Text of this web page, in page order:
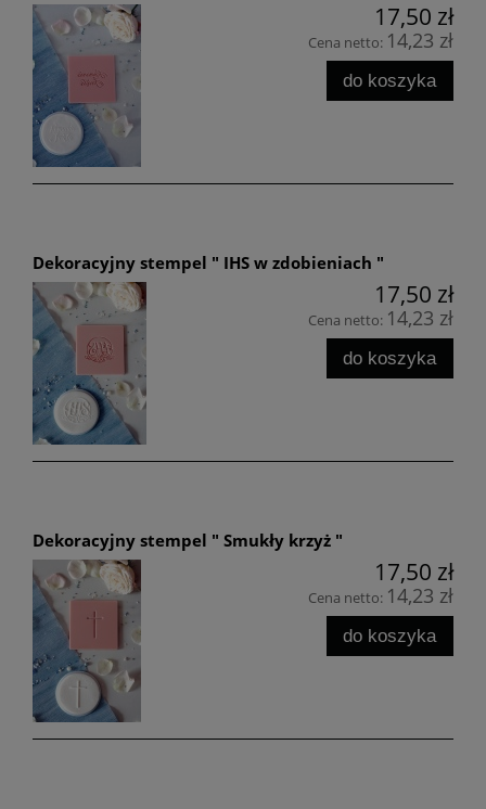
17,50 zł
Cena netto: 14,23 zł
do koszyka
Dekoracyjny stempel " IHS w zdobieniach "
17,50 zł
Cena netto: 14,23 zł
do koszyka
Dekoracyjny stempel " Smukły krzyż "
17,50 zł
Cena netto: 14,23 zł
do koszyka